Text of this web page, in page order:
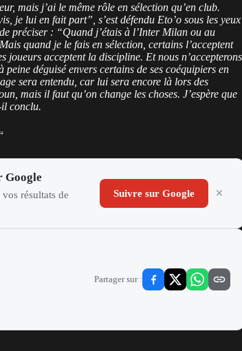
mais j’ai le même rôle en sélection qu’en club.
je lui en fait part”, s’est défendu Eto’o sous les yeux
préciser : “Quand j’étais à l’Inter Milan ou au
quand je le fais en sélection, certains l’acceptent
acceptent la discipline. Et nous n’accepterons
peine déguisé envers certains de ses coéquipiers en
sera entendu, car lui sera encore là lors des
mais il faut qu’on change les choses. J’espère que
conclu.
Google
résultats de
Suivre sur Google
Partager sur :